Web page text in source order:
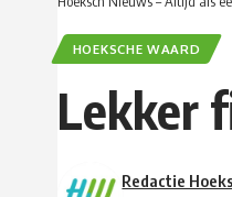
HOEKSCHE WAARD
Lekker
Redactie